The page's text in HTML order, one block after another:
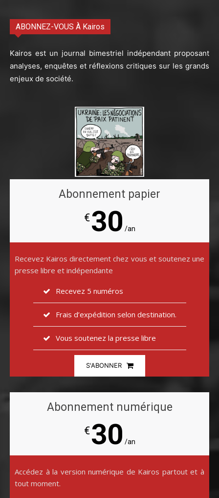
ABONNEZ-VOUS À Kairos
Kairos est un journal bimestriel indépendant proposant
analyses, enquêtes et réflexions critiques sur les grands
enjeux de société.
Abonnement papier
€30 /an
Recevez Kairos directement chez vous et soutenez une
presse libre et indépendante
Recevez 5 numéros
Frais d’expédition selon destination.
Vous soutenez la presse libre
S'ABONNER
Abonnement numérique
€30 /an
Accédez à la version numérique de Kairos partout et à
tout moment.